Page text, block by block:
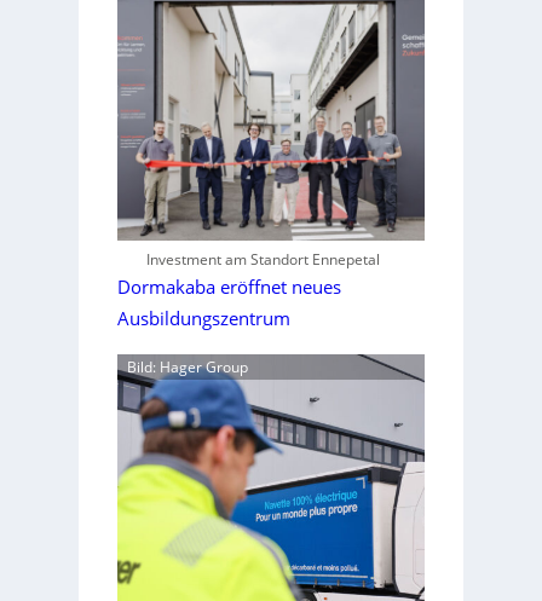
Investment am Standort Ennepetal
Dormakaba eröffnet neues
Ausbildungszentrum
Bild: Hager Group